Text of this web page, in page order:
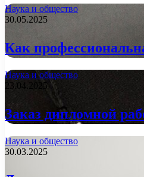
Наука и общество
30.05.2025
Как
Наука и общество
23.04.2025
Заказ дипломной
Наука и общество
30.03.2025